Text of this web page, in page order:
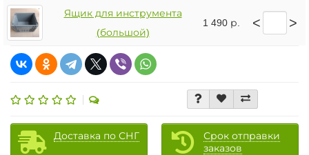
Ящик для инструмента
(большой)
1 490 р. < >
Доставка по СНГ
Срок отправки
заказов